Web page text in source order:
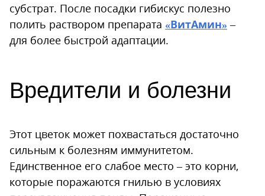
субстрат. После посадки гибискус полезно
полить раствором препарата «ВитАмин» –
для более быстрой адаптации.
Вредители и болезни
Этот цветок может похвастаться достаточно
сильным к болезням иммунитетом.
Единственное его слабое место – это корни,
которые поражаются гнилью в условиях